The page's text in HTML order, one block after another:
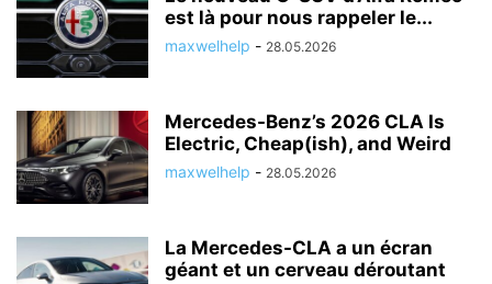
est là pour nous rappeler le...
maxwelhelp - 28.05.2026
Mercedes-Benz’s 2026 CLA Is
Electric, Cheap(ish), and Weird
maxwelhelp - 28.05.2026
La Mercedes-CLA a un écran
géant et un cerveau déroutant